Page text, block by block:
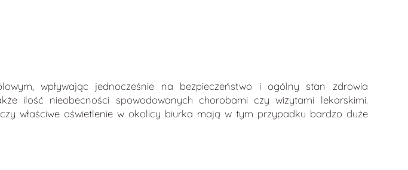
wpływając jednocześnie na bezpieczeństwo i ogólny stan zdrowia
ilość nieobecności spowodowanych chorobami czy wizytami lekarskimi.
właściwe oświetlenie w okolicy biurka mają w tym przypadku bardzo duże